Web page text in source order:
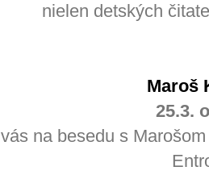
nielen detských
Maroš
25.3.
na besedu s